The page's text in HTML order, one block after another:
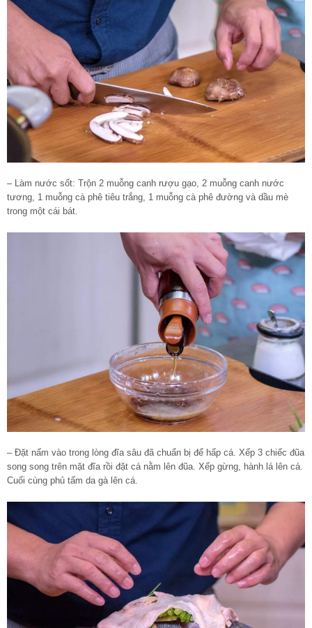
– Làm nước sốt: Trộn 2 muỗng canh rượu gạo, 2 muỗng canh nước
tương, 1 muỗng cà phê tiêu trắng, 1 muỗng cà phê đường và dầu mè
trong một cái bát.
– Đặt nấm vào trong lòng đĩa sâu đã chuẩn bị để hấp cá. Xếp 3 chiếc đũa
song song trên mặt đĩa rồi đặt cá nằm lên đũa. Xếp gừng, hành lá lên cá.
Cuối cùng phủ tấm da gà lên cá.